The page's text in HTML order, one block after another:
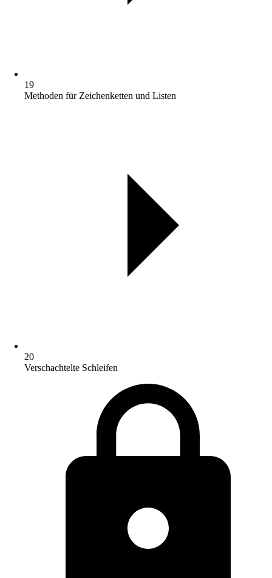
19
Methoden für Zeichenketten und Listen
20
Verschachtelte Schleifen